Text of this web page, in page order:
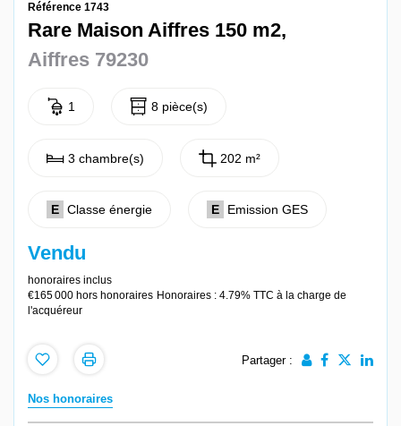
Référence 1743
Rare Maison Aiffres 150 m2,
Aiffres 79230
1 8 pièce(s)
3 chambre(s) 202 m²
E Classe énergie E Emission GES
Vendu
honoraires inclus
€165 000 hors honoraires Honoraires : 4.79% TTC à la charge de
l'acquéreur
Partager :
Nos honoraires